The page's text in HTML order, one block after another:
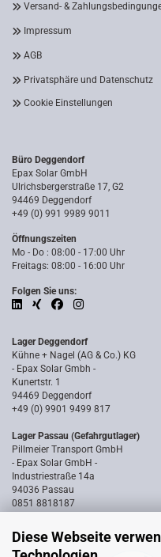
Diese Webseite
Versand- &
Impressum
AGB
Privatsphäre und Datenschutz
Cookie Einstellungen
Büro Deggendorf
Epax Solar GmbH
Ulrichsbergerstraße 17, G2
94469 Deggendorf
+49 (0) 991 9989 9011
Öffnungszeiten
Mo - Do : 08:00 - 17:00 Uhr
Freitags: 08:00 - 16:00 Uhr
Folgen Sie uns:
Lager Deggendorf
Kühne + Nagel (AG & Co.) KG
- Epax Solar Gmbh -
Kunertstr. 1
94469 Deggendorf
+49 (0) 9901 9499 817
Lager Passau (Gefahrgutlager)
Pillmeier Transport GmbH
- Epax Solar GmbH -
Industriestraße 14a
94036 Passau
0851 8818187